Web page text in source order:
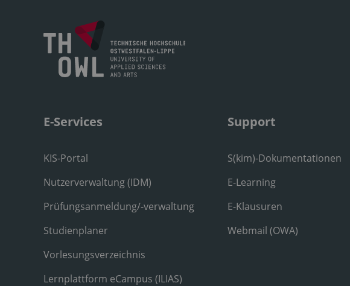
E-Services
KIS-Portal
Nutzerverwaltung (IDM)
Prüfungsanmeldung/-verwaltung
Studienplaner
Vorlesungsverzeichnis
Lernplattform eCampus (ILIAS)
Support
S(kim)-Dokumentationen
E-Learning
E-Klausuren
Webmail (OWA)